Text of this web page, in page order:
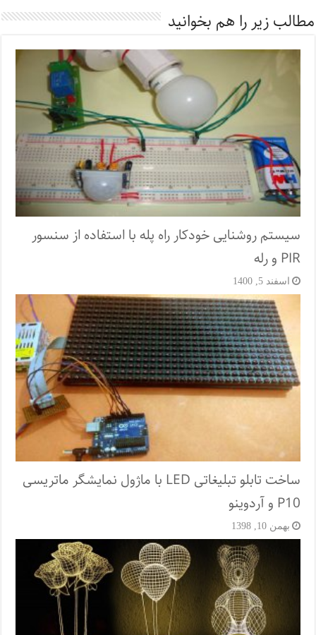
مطالب زیر را هم بخوانید
سیستم روشنایی خودکار راه پله با استفاده از سنسور
PIR و رله
اسفند 5, 1400
ساخت تابلو تبلیغاتی LED با ماژول نمایشگر ماتریسی
P10 و آردوینو
بهمن 10, 1398